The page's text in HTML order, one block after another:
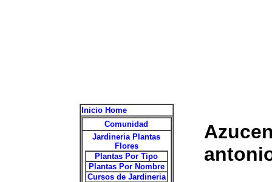
Inicio Home
Comunidad
Jardineria Plantas
Flores
Plantas Por Tipo
Plantas Por Nombre
Cursos de Jardineria